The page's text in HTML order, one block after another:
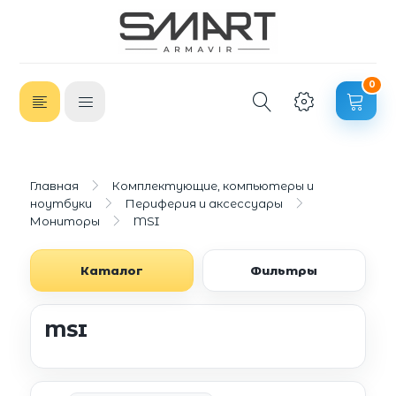
0
Главная
Комплектующие, компьютеры и
ноутбуки
Периферия и аксессуары
Мониторы
MSI
Каталог Фильтры
MSI